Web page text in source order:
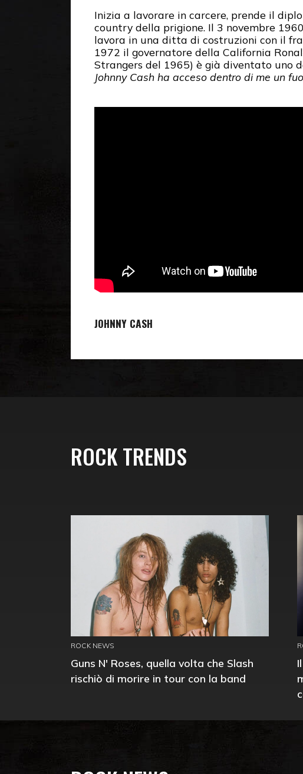
Inizia a lavorare in carcere, prende il
country della prigione. Il 3 novembre
lavora in una ditta di costruzioni con il
1972 il governatore della California
Strangers del 1965) è già diventato uno
Johnny Cash ha acceso dentro di me un
JOHNNY CASH
ROCK TRENDS
ROCK NEWS
Guns N' Roses, quella volta che Slash
rischiò di morire in tour con la band